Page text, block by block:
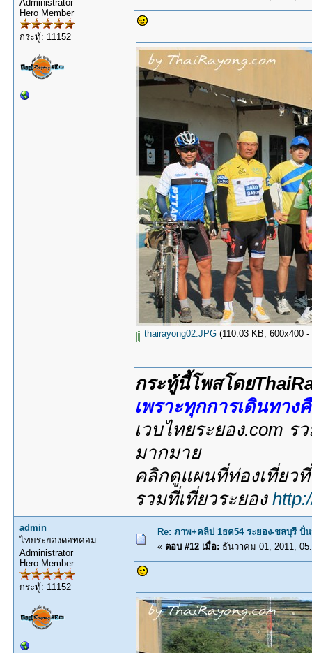
Administrator
Hero Member
กระทู้: 11152
thairayong02.JPG (110.03 KB, 600x400
กระทู้นี้โพสโดย
เพราะทุกการเดินทาง
เวบไทยระยอง.com
มากมาย
คลิกดูแผนที่ท่องเที่ยว
รวมที่เที่ยวระยอง
admin
ไทยระยองดอทคอม
Administrator
Hero Member
กระทู้: 11152
Re: ภาพ+คลิป 1ธค54 ระยอง-ชลบุรี ปั่
« ตอบ #12 เมื่อ: ธันวาคม 01, 2011,